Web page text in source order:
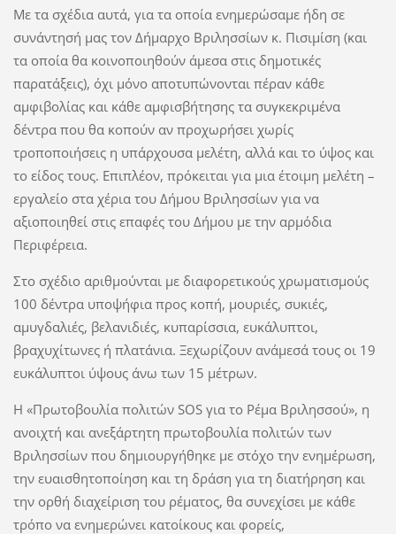
Με τα σχέδια αυτά, για τα οποία ενημερώσαμε ήδη σε
συνάντησή μας τον Δήμαρχο Βριλησσίων κ. Πισιμίση (και
τα οποία θα κοινοποιηθούν άμεσα στις δημοτικές
παρατάξεις), όχι μόνο αποτυπώνονται πέραν κάθε
αμφιβολίας και κάθε αμφισβήτησης τα συγκεκριμένα
δέντρα που θα κοπούν αν προχωρήσει χωρίς
τροποποιήσεις η υπάρχουσα μελέτη, αλλά και το ύψος και
το είδος τους. Επιπλέον, πρόκειται για μια έτοιμη μελέτη –
εργαλείο στα χέρια του Δήμου Βριλησσίων για να
αξιοποιηθεί στις επαφές του Δήμου με την αρμόδια
Περιφέρεια.
Στο σχέδιο αριθμούνται με διαφορετικούς χρωματισμούς
100 δέντρα υποψήφια προς κοπή, μουριές, συκιές,
αμυγδαλιές, βελανιδιές, κυπαρίσσια, ευκάλυπτοι,
βραχυχίτωνες ή πλατάνια. Ξεχωρίζουν ανάμεσά τους οι 19
ευκάλυπτοι ύψους άνω των 15 μέτρων.
Η «Πρωτοβουλία πολιτών SOS για το Ρέμα Βριλησσού», η
ανοιχτή και ανεξάρτητη πρωτοβουλία πολιτών των
Βριλησσίων που δημιουργήθηκε με στόχο την ενημέρωση,
την ευαισθητοποίηση και τη δράση για τη διατήρηση και
την ορθή διαχείριση του ρέματος, θα συνεχίσει με κάθε
τρόπο να ενημερώνει κατοίκους και φορείς,